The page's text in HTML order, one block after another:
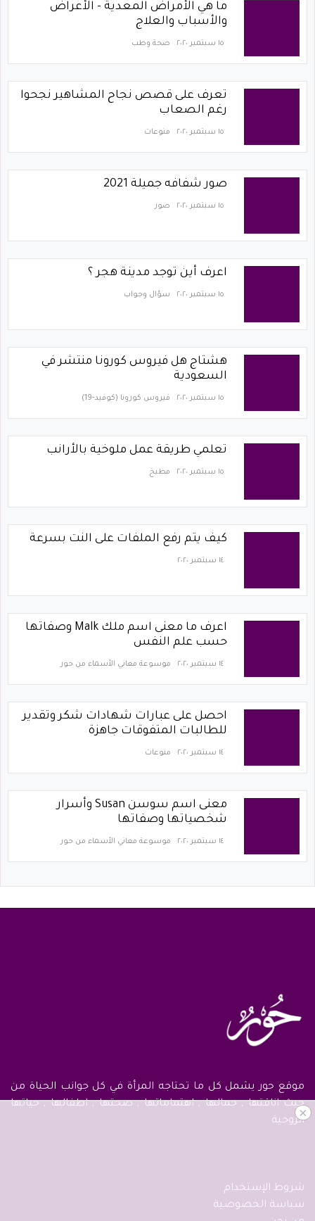
ما هي الأمراض المعدية - الأعراض
والأسباب والعلاج
١٥ سبتمبر ٢٠٢٠ صحة وطب
تعرف على قصص نجاح المشاهير نجحوا
رغم الصعاب
١٥ سبتمبر ٢٠٢٠ منوعات
صور شفافه جميلة 2021
١٥ سبتمبر ٢٠٢٠ صور
اعرف أين توجد مدينة هجر ؟
١٥ سبتمبر ٢٠٢٠ سؤال وجواب
هشتاج هل فيروس كورونا منتشر في
السعودية
١٥ سبتمبر ٢٠٢٠ فيروس كورونا (كوفيد-19)‏
تعلمي طريقة عمل ملوخية بالأرانب
١٥ سبتمبر ٢٠٢٠ مطبخ
كيف يتم رفع الملفات على النت بسرعة
١٤ سبتمبر ٢٠٢٠
اعرف ما معنى اسم ملك Malk وصفاتها
حسب علم النفس
١٤ سبتمبر ٢٠٢٠ موسوعة معاني الأسماء من حور
احصل على عبارات شهادات شكر وتقدير
للطالبات المتفوقات جاهزة
١٤ سبتمبر ٢٠٢٠ منوعات
معنى اسم سوسن Susan وأسرار
شخصياتها وصفاتها
١٤ سبتمبر ٢٠٢٠ موسوعة معاني الأسماء من حور
×
موقع حور يشمل كل ما تحتاجه المرأة في كل جوانب الحياة من
حيث اناقتها , جمالها , اهتماماتها , صحتها , اطفالها , حياتها
الزوجية
شروط الإستخدام
سياسة الخصوصية